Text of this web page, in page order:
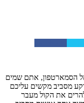
הסמארטפון, אתם שמים
מסביב מקשים עליכם
את הקול מעבר